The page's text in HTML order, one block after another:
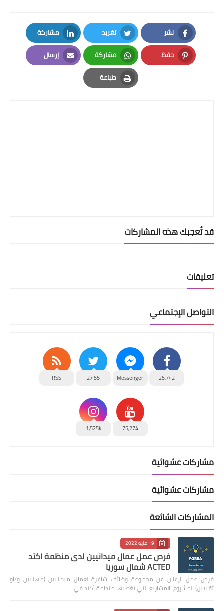
نشر
Facebook
تغريد
Twitter
مشاركة
LinkedIn
حفظ
Pinterest
مشاركة
Whatsapp
إرسال
Email
طباعة
Print
قد تُعجبك هذه المشاركات
تعليقات
التواصل الإجتماعي
25,742
Messenger
2,455
RSS
75,274
1,525k
مشاركات عشوائية
مشاركات عشوائية
المشاركات الشائعة
19 مايو 2022
فرص عمل عمال ميدانيين لدى منظمة اكتد
ACTED شمال سوريا
فرص عمل الإعلان عن مجموعة وظائف شاغرة لعمال ميدانيين (مهنيين و/أو
تقنيين) المشروع: المشاريع التي تغطيها منظمة أكتد في …